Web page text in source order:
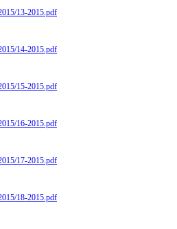
13-2015.pdf
14-2015.pdf
15-2015.pdf
16-2015.pdf
17-2015.pdf
18-2015.pdf